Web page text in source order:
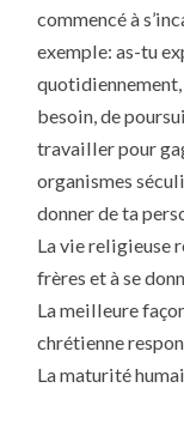
commencé à
exemple: as-tu
quotidiennement,
besoin, de
travailler pour
organismes
donner de ta
La vie religieuse
frères et à se
La meilleure
chrétienne
La maturité